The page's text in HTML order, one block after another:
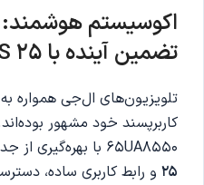
اکوسیستم
تضمین آینده با webOS 25
تلویزیون‌های ال‌جی همواره
کاربرپسند خود مشهور
65UA8550 با بهره‌گیری از جدیدترین نسخه، یعنی
25 و رابط کاربری ساده،